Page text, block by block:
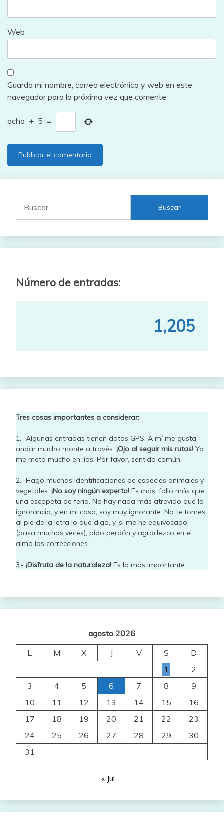
Web
Guarda mi nombre, correo electrónico y web en este
navegador para la próxima vez que comente.
ocho + 5 =
Número de entradas:
1,205
Tres cosas importantes a considerar:
1.- Algunas entradas tienen datos GPS. A mí me gusta
andar mucho monte a través. ¡Ojo al seguir mis rutas! Yo
me meto mucho en líos. Por favor, sentido común.
2.- Hago muchas identificaciones de especies animales y
vegetales. ¡No soy ningún experto! Es más, fallo más que
una escopeta de feria. No hay nada más atrevido que la
ignorancia, y en mi caso, soy muy ignorante. No te tomes
al pie de la letra lo que digo, y, si me he equivocado
(pasa muchas veces), pido perdón y agradezco en el
alma las correcciones.
3.- ¡Disfruta de la naturaleza! Es lo más importante
agosto 2026
L
M X J V S
D
1
2
3
4 5 6 7 8
9
10
11 12 13 14 15
16
17
18 19 20 21 22
23
24
25 26 27 28 29
30
31
« Jul